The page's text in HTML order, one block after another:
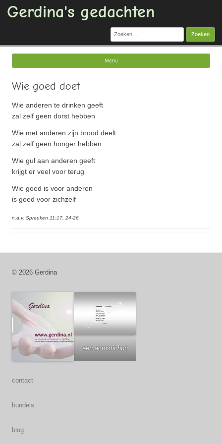
Gerdina's gedachten
Zoeken
naar:
Menu
Wie goed doet
Wie anderen te drinken geeft
zal zelf geen dorst hebben
Wie met anderen zijn brood deelt
zal zelf geen honger hebben
Wie gul aan anderen geeft
krijgt er veel voor terug
Wie goed is voor anderen
is goed voor zichzelf
n.a.v. Spreuken 11:17, 24-26
© 2026 Gerdina
een acrostichon
contact
bundels
blog